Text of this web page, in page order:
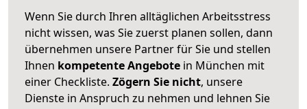
Wenn Sie durch Ihren alltäglichen Arbeitsstress
nicht wissen, was Sie zuerst planen sollen, dann
übernehmen unsere Partner für Sie und stellen
Ihnen kompetente Angebote in München mit
einer Checkliste. Zögern Sie nicht, unsere
Dienste in Anspruch zu nehmen und lehnen Sie